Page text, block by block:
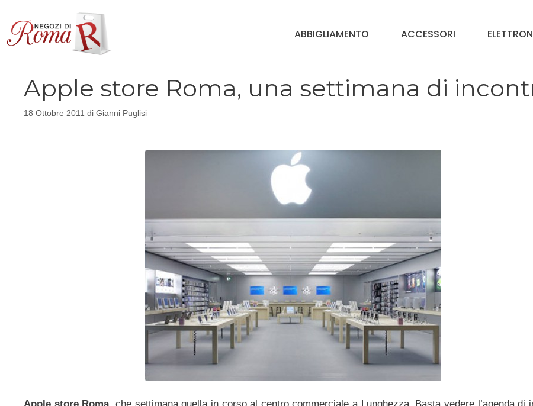
contenuto
ABBIGLIAMENTO ACCESSORI
Apple store Roma, una settimana di
18 Ottobre 2011 di Gianni Puglisi
Apple store Roma, che settimana quella in corso al centro commerciale a Lunghezza. Basta vedere l’agenda di